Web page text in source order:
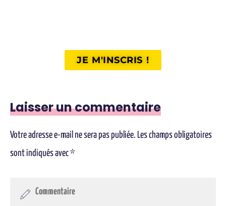
JE M'INSCRIS !
Laisser un commentaire
Votre adresse e-mail ne sera pas publiée. Les champs obligatoires
sont indiqués avec*